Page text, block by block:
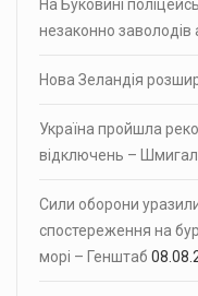
На Буковині
незаконно заволодів
Нова Зеландія
Україна пройшла
відключень –
Сили оборони
спостереження на
морі – Генштаб